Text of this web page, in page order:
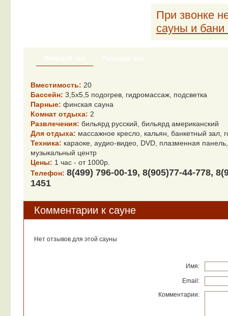
При звонке
сауны и
Вместимость: 20
Бассейн: 3,5х5,5 подогрев, гидромассаж, подсветка
Парные: финская сауна
Комнат отдыха: 2
Развлечения: бильярд русский, бильярд американский
Для отдыха: массажное кресло, кальян, банкетный зал,
Техника: караоке, аудио-видео, DVD, плазменная панель,
музыкальный центр
Цены: 1 час - от 1000р.
Телефон: 8(499) 796-00-19, 8(905)77-44-778,
1451
Комментарии к сауне
Нет отзывов для этой сауны
Имя:
Email:
Комментарии: